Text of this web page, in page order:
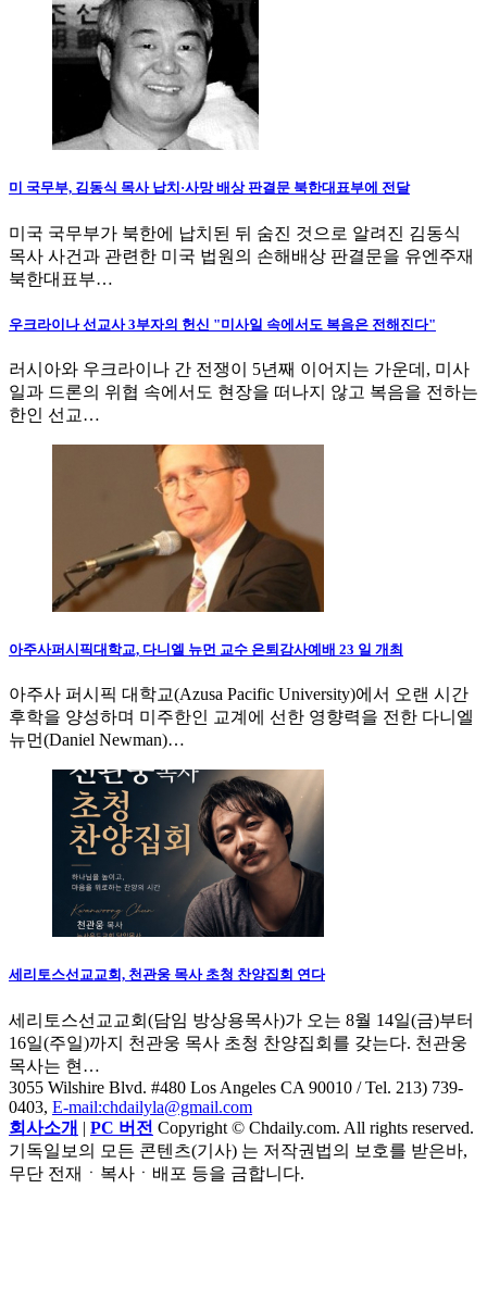
미 국무부, 김동식 목사 납치·사망 배상 판결문 북한대표부에 전달
미국 국무부가 북한에 납치된 뒤 숨진 것으로 알려진 김동식
목사 사건과 관련한 미국 법원의 손해배상 판결문을 유엔주재
북한대표부…
우크라이나 선교사 3부자의 헌신 "미사일 속에서도 복음은 전해진다"
러시아와 우크라이나 간 전쟁이 5년째 이어지는 가운데, 미사
일과 드론의 위협 속에서도 현장을 떠나지 않고 복음을 전하는
한인 선교…
아주사퍼시픽대학교, 다니엘 뉴먼 교수 은퇴감사예배 23 일 개최
아주사 퍼시픽 대학교(Azusa Pacific University)에서 오랜 시간
후학을 양성하며 미주한인 교계에 선한 영향력을 전한 다니엘
뉴먼(Daniel Newman)…
세리토스선교교회, 천관웅 목사 초청 찬양집회 연다
세리토스선교교회(담임 방상용목사)가 오는 8월 14일(금)부터
16일(주일)까지 천관웅 목사 초청 찬양집회를 갖는다. 천관웅
목사는 현…
3055 Wilshire Blvd. #480 Los Angeles CA 90010 / Tel. 213) 739-
0403, E-mail:chdailyla@gmail.com
회사소개 | PC 버전 Copyright © Chdaily.com. All rights reserved.
기독일보의 모든 콘텐츠(기사) 는 저작권법의 보호를 받은바,
무단 전재ㆍ복사ㆍ배포 등을 금합니다.